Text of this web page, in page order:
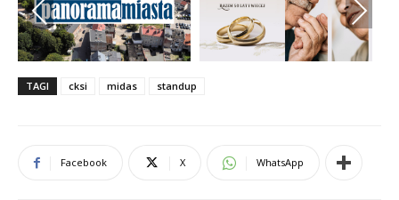
Previous Next
TAGI cksi midas standup
Facebook X WhatsApp